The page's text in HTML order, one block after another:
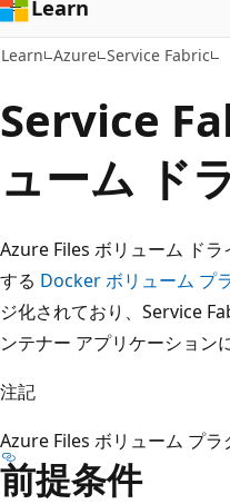
に
ス
ッ
Learn
Learn Azure Service Fabric
Service
ューム ド
Azure Files ボリューム ド
する Docker ボリューム プ
ジ化されており、Service
ンテナー アプリケーション
注記
Azure Files ボリューム プラ
前提条件